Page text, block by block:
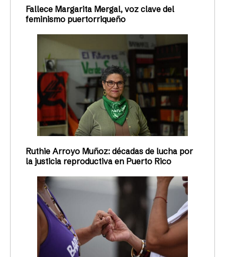
Fallece Margarita Mergal, voz clave del
feminismo puertorriqueño
Ruthie Arroyo Muñoz: décadas de lucha por
la justicia reproductiva en Puerto Rico